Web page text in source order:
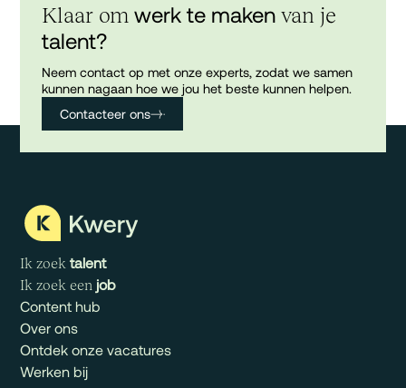
Klaar om werk te makenvan je
talent?
Neem contact op met onze experts, zodat we samen
kunnen nagaan hoe we jou het beste kunnen helpen.
Contacteer ons
Ik zoek talent
Ik zoek een job
Content hub
Over ons
Ontdek onze vacatures
Werken bij